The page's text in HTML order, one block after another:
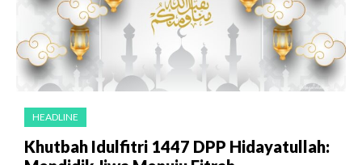
HEADLINE
Khutbah Idulfitri 1447 DPP Hidayatullah: